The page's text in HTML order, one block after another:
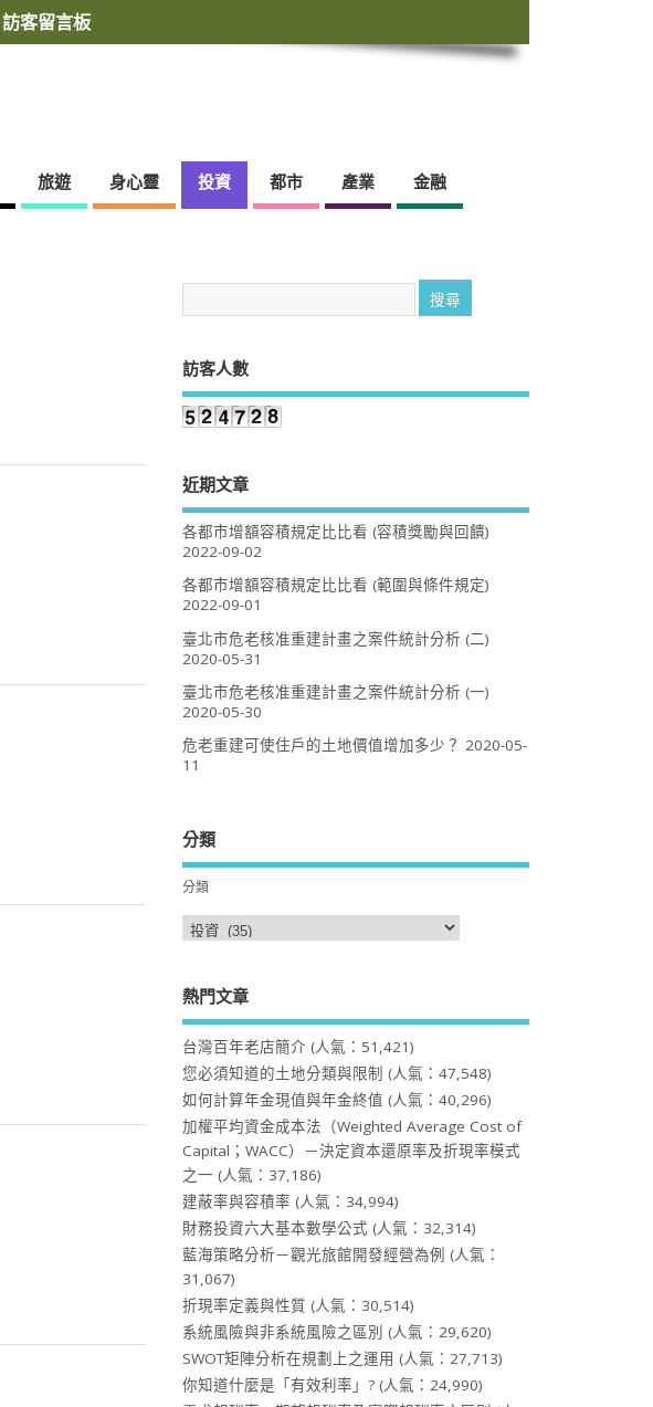
訪客留言板
旅遊 身心靈 投資 都市 產業 金融
訪客人數
近期文章
各都市增額容積規定比比看 (容積獎勵與回饋)
2022-09-02
各都市增額容積規定比比看 (範圍與條件規定)
2022-09-01
臺北市危老核准重建計畫之案件統計分析 (二)
2020-05-31
臺北市危老核准重建計畫之案件統計分析 (一)
2020-05-30
危老重建可使住戶的土地價值增加多少？ 2020-05-
11
分類
分類
熱門文章
台灣百年老店簡介 (人氣：51,421)
您必須知道的土地分類與限制 (人氣：47,548)
如何計算年金現值與年金終值 (人氣：40,296)
加權平均資金成本法（Weighted Average Cost of
Capital；WACC）－決定資本還原率及折現率模式
之一 (人氣：37,186)
建蔽率與容積率 (人氣：34,994)
財務投資六大基本數學公式 (人氣：32,314)
藍海策略分析－觀光旅館開發經營為例 (人氣：
31,067)
折現率定義與性質 (人氣：30,514)
系統風險與非系統風險之區別 (人氣：29,620)
SWOT矩陣分析在規劃上之運用 (人氣：27,713)
你知道什麼是「有效利率」? (人氣：24,990)